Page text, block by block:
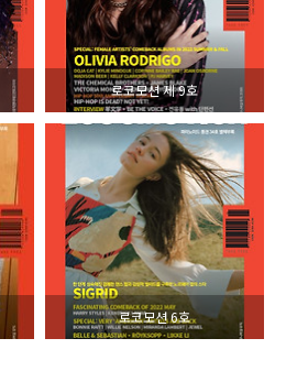
로코모션 제 9호
로코모션 6호